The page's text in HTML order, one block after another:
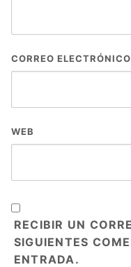
CORREO ELECTRÓNICO
WEB
RECIBIR UN
SIGUIENTES
ENTRADA.